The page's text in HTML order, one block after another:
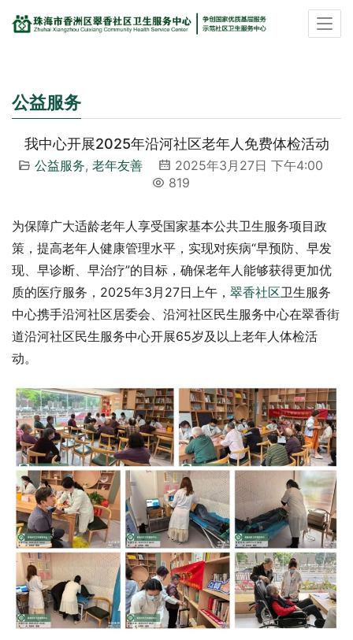
公益服务
我中心开展2025年沿河社区老年人免费体检活动
公益服务, 老年友善
2025年3月27日 下午4:00
819
为保障广大适龄老年人享受国家基本公共卫生服务项目政
策，提高老年人健康管理水平，实现对疾病“早预防、早发
现、早诊断、早治疗”的目标，确保老年人能够获得更加优
质的医疗服务，2025年3月27日上午， 翠香社区卫生服务
中心携手沿河社区居委会、沿河社区民生服务中心在翠香街
道沿河社区民生服务中心开展65岁及以上老年人体检活
动。